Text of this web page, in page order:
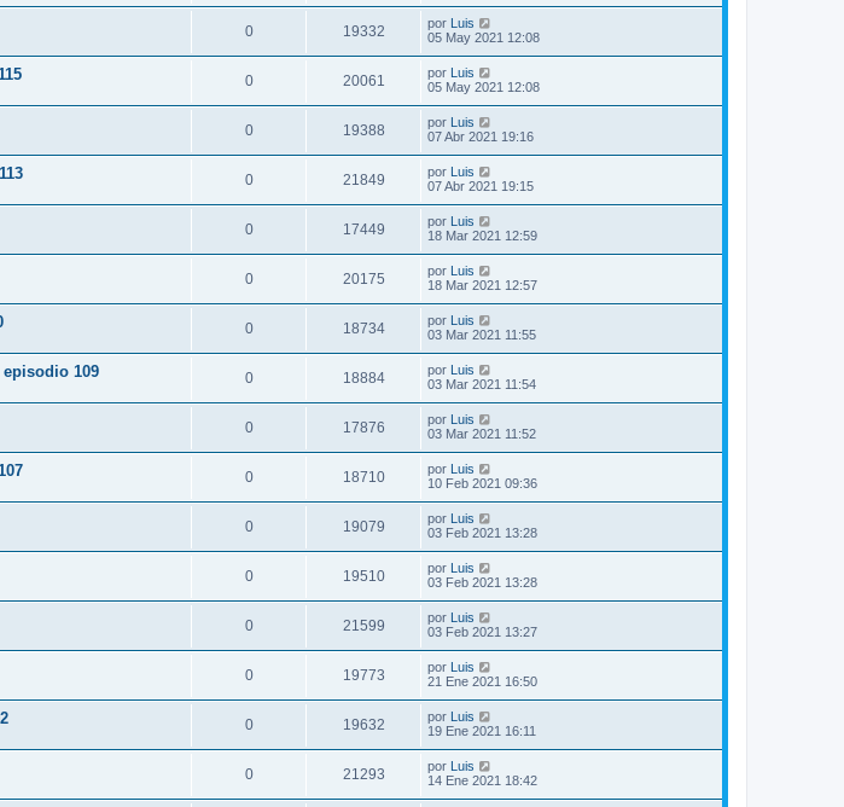
0 19332 por Luis
05 May 2021 12:08
0 20061 por Luis
05 May 2021 12:08
0 19388 por Luis
07 Abr 2021 19:16
0 21849 por Luis
07 Abr 2021 19:15
0 17449 por Luis
18 Mar 2021 12:59
0 20175 por Luis
18 Mar 2021 12:57
0 18734 por Luis
03 Mar 2021 11:55
109 0 18884 por Luis
03 Mar 2021 11:54
0 17876 por Luis
03 Mar 2021 11:52
0 18710 por Luis
10 Feb 2021 09:36
0 19079 por Luis
03 Feb 2021 13:28
0 19510 por Luis
03 Feb 2021 13:28
0 21599 por Luis
03 Feb 2021 13:27
0 19773 por Luis
21 Ene 2021 16:50
0 19632 por Luis
19 Ene 2021 16:11
0 21293 por Luis
14 Ene 2021 18:42